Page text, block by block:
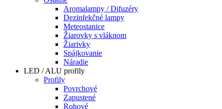
Aromalampy / Difuzéry
Dezinfekčné lampy
Meteostanice
Žiarovky s vláknom
Žiarivky
Spájkovanie
Náradie
LED / ALU profily
Profily
Povrchové
Zapustené
Rohové